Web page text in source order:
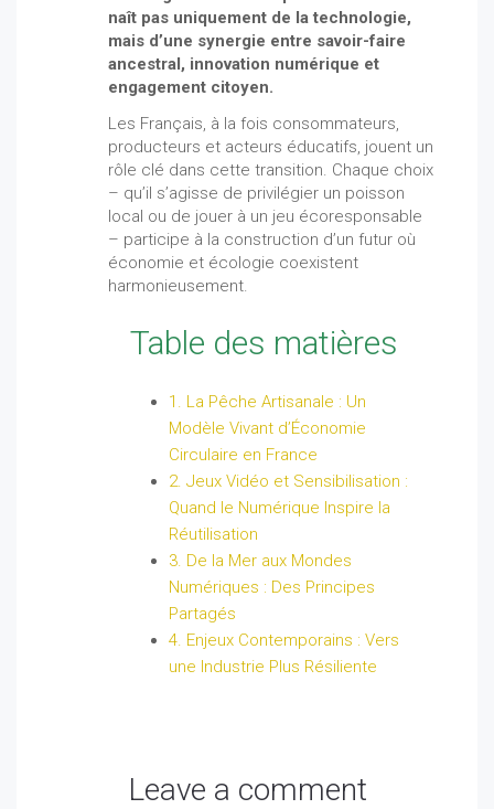
naît pas uniquement de la technologie,
mais d’une synergie entre savoir-faire
ancestral, innovation numérique et
engagement citoyen.
Les Français, à la fois consommateurs,
producteurs et acteurs éducatifs, jouent un
rôle clé dans cette transition. Chaque choix
– qu’il s’agisse de privilégier un poisson
local ou de jouer à un jeu écoresponsable
– participe à la construction d’un futur où
économie et écologie coexistent
harmonieusement.
Table des matières
1. La Pêche Artisanale : Un
Modèle Vivant d’Économie
Circulaire en France
2. Jeux Vidéo et Sensibilisation :
Quand le Numérique Inspire la
Réutilisation
3. De la Mer aux Mondes
Numériques : Des Principes
Partagés
4. Enjeux Contemporains : Vers
une Industrie Plus Résiliente
Leave a comment